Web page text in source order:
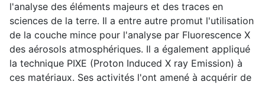
l'analyse des éléments majeurs et des traces en
sciences de la terre. Il a entre autre promut l'utilisation
de la couche mince pour l'analyse par Fluorescence X
des aérosols atmosphériques. Il a également appliqué
la technique PIXE (Proton Induced X ray Emission) à
ces matériaux. Ses activités l'ont amené à acquérir de